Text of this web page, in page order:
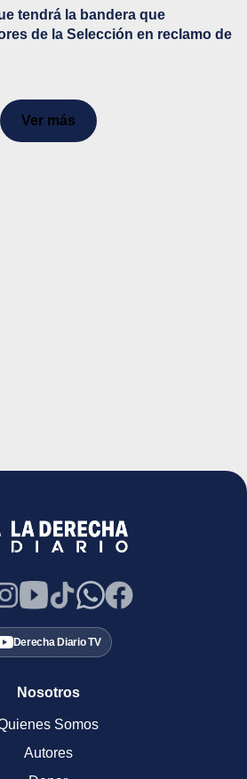
tendrá la bandera que
de la Selección en reclamo de
Ver más
Derecha Diario TV
Nosotros
Somos
Autores